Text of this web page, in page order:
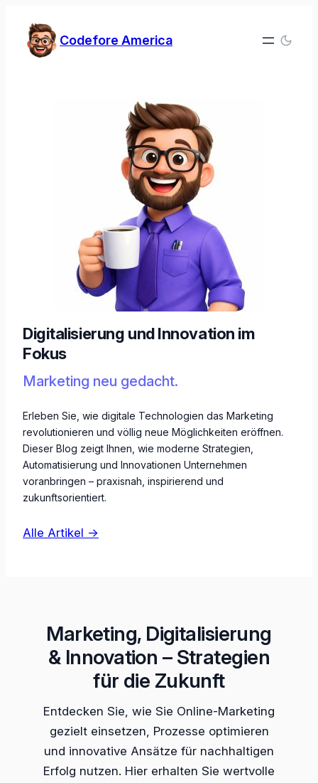
Inhalt
springen
Codefore America
Digitalisierung und Innovation im
Fokus
Marketing neu gedacht.
Erleben Sie, wie digitale Technologien das Marketing
revolutionieren und völlig neue Möglichkeiten eröffnen.
Dieser Blog zeigt Ihnen, wie moderne Strategien,
Automatisierung und Innovationen Unternehmen
voranbringen – praxisnah, inspirierend und
zukunftsorientiert.
Alle Artikel →
Marketing, Digitalisierung
& Innovation – Strategien
für die Zukunft
Entdecken Sie, wie Sie Online-Marketing
gezielt einsetzen, Prozesse optimieren
und innovative Ansätze für nachhaltigen
Erfolg nutzen. Hier erhalten Sie wertvolle